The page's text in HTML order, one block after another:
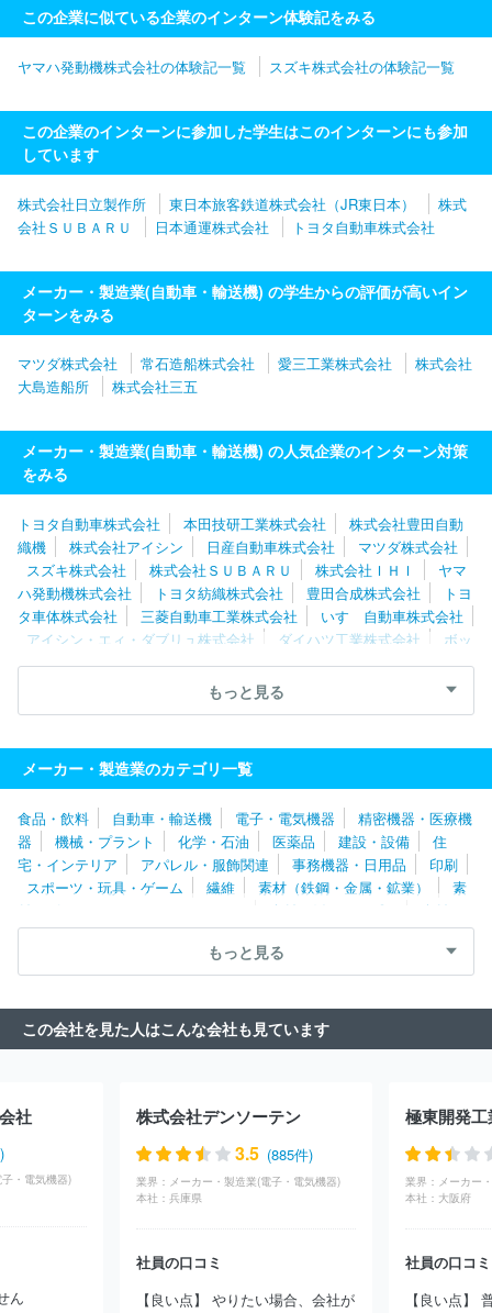
この企業に似ている企業のインターン体験記をみる
ヤマハ発動機株式会社の体験記一覧 スズキ株式会社の体験記一覧
この企業のインターンに参加した学生はこのインターンにも参加
しています
株式会社日立製作所 東日本旅客鉄道株式会社（JR東日本）
株式
会社ＳＵＢＡＲＵ
日本通運株式会社 トヨタ自動車株式会社
メーカー・製造業(自動車・輸送機) の学生からの評価が高いイン
ターンをみる
マツダ株式会社 常石造船株式会社 愛三工業株式会社
株式会社
大島造船所
株式会社三五
メーカー・製造業(自動車・輸送機) の人気企業のインターン対策
をみる
トヨタ自動車株式会社 本田技研工業株式会社
株式会社豊田自動
織機
株式会社アイシン 日産自動車株式会社
マツダ株式会社
スズキ株式会社
株式会社ＳＵＢＡＲＵ 株式会社ＩＨＩ
ヤマ
ハ発動機株式会社
トヨタ紡織株式会社 豊田合成株式会社
トヨ
タ車体株式会社
三菱自動車工業株式会社
いすゞ自動車株式会社
アイシン・エィ・ダブリュ株式会社
ダイハツ工業株式会社
ボッ
シュ株式会社
株式会社アドヴィックス
トヨタ自動車九州株式会
株式会社東海理化電機製作所
愛三工業
株式会社
式会社
コベルコ建機株式会社 今治造船株式会社
アイシン高丘
株式会社
日本車輌製造株式会社
工業株式会社
株式会社総合車両製作所
トヨタ自動車東日本株式
会社
日産車体株式会社 株式会社ケーヒン
ジャパンマリンユナ
イテッド株式会社
パナソニックオートモーティブシステムズ株式会
社
株式会社ミツバ 株式会社ロジスネクスト
オモビオ株式会
もっと見る
メーカー・製造業のカテゴリ一覧
食品・飲料 自動車・輸送機 電子・電気機器
精密機器・医療機
器
機械・プラント 化学・石油 医薬品 建設・設備
住
宅・インテリア
アパレル・服飾関連 事務機器・日用品
印刷
スポーツ・玩具・ゲーム
繊維 素材（鉄鋼・金属・鉱業）
素
材（ゴム・ガラス・セラミックス）
素材（紙・パルプ）
素材
（その他）
農林・水産 たばこ・飼料 その他
もっと見る
この会社を見た人はこんな会社も見ています
社
・電気機器)
ん
株式会社デンソーテン
3.5 (885件)
業界： メーカー・製造業(電子・電気機器)
本社： 兵庫県
社員の口コミ
【良い点】 やりたい場合、会社が
極東開発
業界： メーカー
本社： 大阪府
社員の口コミ
【良い点】